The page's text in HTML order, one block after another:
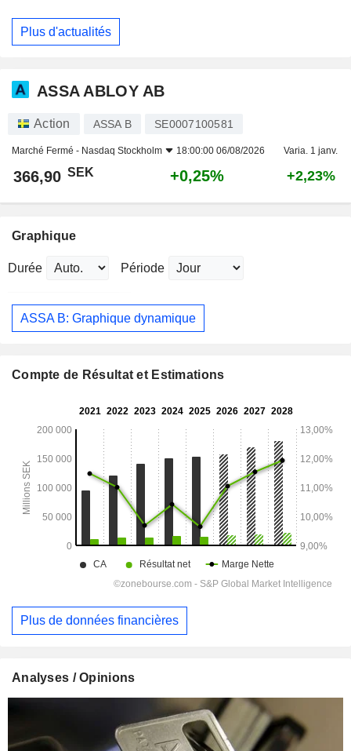
Plus d'actualités
ASSA ABLOY AB
Action ASSA B SE0007100581
Marché Fermé - Nasdaq Stockholm 18:00:00 06/08/2026 Varia. 1 janv.
366,90 SEK +0,25% +2,23%
Graphique
Durée Période
ASSA B: Graphique dynamique
Compte de Résultat et Estimations
Plus de données financières
Analyses / Opinions